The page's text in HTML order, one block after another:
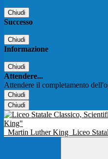
Chiudi
Successo
Chiudi
Informazione
Chiudi
Attendere...
Attendere il completamento
Chiudi
Chiudi
Martin Luther King Liceo